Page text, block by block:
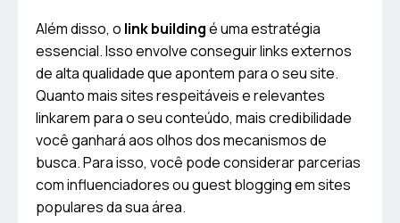
Além disso, o link buildingé uma estratégia
essencial. Isso envolve conseguir links externos
de alta qualidade que apontem para o seu site.
Quanto mais sites respeitáveis e relevantes
linkarem para o seu conteúdo, mais credibilidade
você ganhará aos olhos dos mecanismos de
busca. Para isso, você pode considerar parcerias
com influenciadores ou guest blogging em sites
populares da sua área.